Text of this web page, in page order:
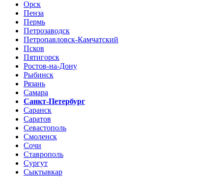
Орск
Пенза
Пермь
Петрозаводск
Петропавловск-Камчатский
Псков
Пятигорск
Ростов-на-Дону
Рыбинск
Рязань
Самара
Санкт-Петербург
Саранск
Саратов
Севастополь
Смоленск
Сочи
Ставрополь
Сургут
Сыктывкар